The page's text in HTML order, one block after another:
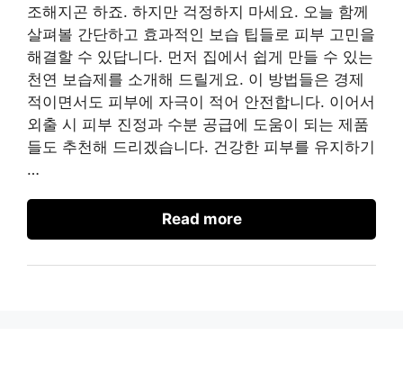
조해지곤 하죠. 하지만 걱정하지 마세요. 오늘 함께
살펴볼 간단하고 효과적인 보습 팁들로 피부 고민을
해결할 수 있답니다. 먼저 집에서 쉽게 만들 수 있는
천연 보습제를 소개해 드릴게요. 이 방법들은 경제
적이면서도 피부에 자극이 적어 안전합니다. 이어서
외출 시 피부 진정과 수분 공급에 도움이 되는 제품
들도 추천해 드리겠습니다. 건강한 피부를 유지하기
…
Read more